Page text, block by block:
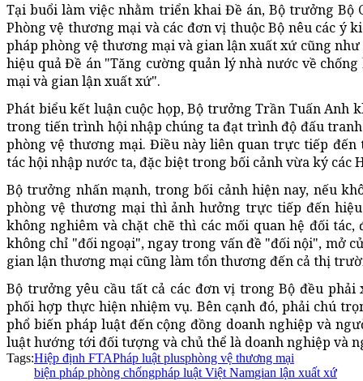
Tại buổi làm việc nhằm triển khai Đề án, Bộ trưởng Bộ
Phòng vệ thương mại và các đơn vị thuộc Bộ nêu các ý
pháp phòng vệ thương mại và gian lận xuất xứ cũng
hiệu quả Đề án "Tăng cường quản lý nhà nước về
mại và gian lận xuất xứ".
Phát biểu kết luận cuộc họp, Bộ trưởng Trần Tuấn Anh
trong tiến trình hội nhập chúng ta đạt trình độ đấu
phòng vệ thương mại. Điều này liên quan trực tiếp đến
tác hội nhập nước ta, đặc biệt trong bối cảnh vừa ký các
Bộ trưởng nhấn mạnh, trong bối cảnh hiện nay, nếu
phòng vệ thương mại thì ảnh hưởng trực tiếp đến
không nghiêm và chặt chẽ thì các mối quan hệ đối
không chỉ "đối ngoại", ngay trong vấn đề "đối nội", mở
gian lận thương mại cũng làm tổn thương đến cả thị
Bộ trưởng yêu cầu tất cả các đơn vị trong Bộ đều
phối hợp thực hiện nhiệm vụ. Bên cạnh đó, phải chú
phổ biến pháp luật đến cộng đồng doanh nghiệp và
luật hướng tới đối tượng và chủ thể là doanh nghiệp và
Tags:Hiệp định FTAPháp luật plusphòng vệ thương mại
biện pháp phòng chốngpháp luật Việt Namgian lận xuất xứ